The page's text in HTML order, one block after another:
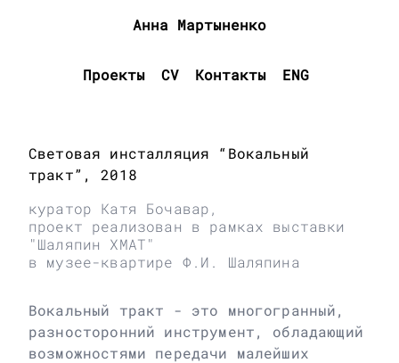
Анна Мартыненко
Проекты CV Контакты ENG
Световая инсталляция “Вокальный
тракт”, 2018
куратор Катя Бочавар,
проект реализован в рамках выставки
"Шаляпин ХМАТ"
в музее-квартире Ф.И. Шаляпина
Вокальный тракт - это многогранный,
разносторонний инструмент, обладающий
возможностями передачи малейших